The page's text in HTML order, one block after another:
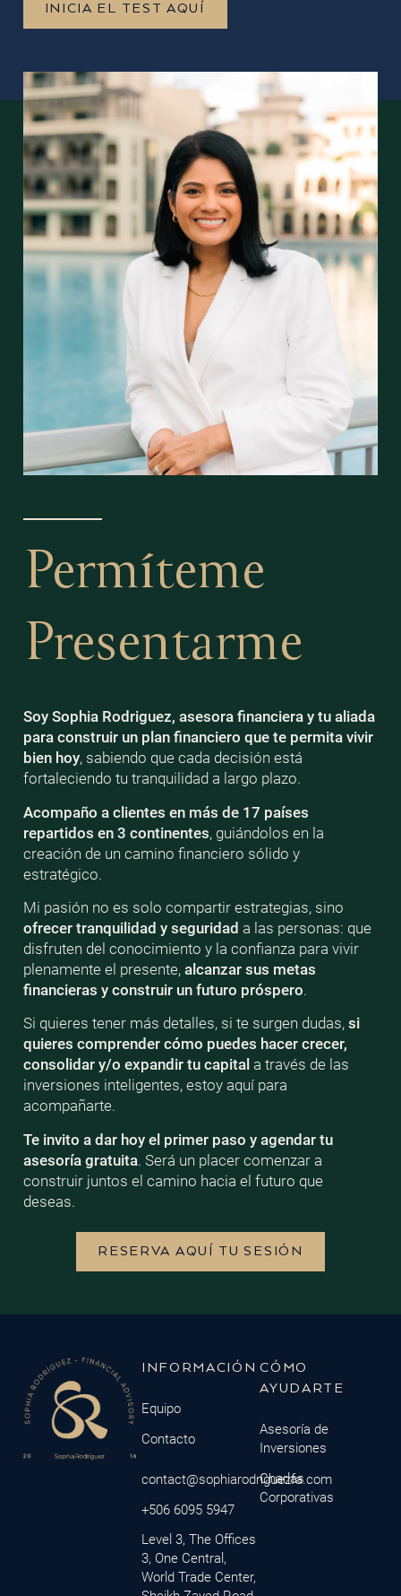
INICIA EL TEST AQUÍ
Permíteme
Presentarme
Soy Sophia Rodriguez, asesora financiera y tu aliada
para construir un plan financiero que te permita vivir
bien hoy, sabiendo que cada decisión está
fortaleciendo tu tranquilidad a largo plazo.
Acompaño a clientes en más de 17 países
repartidos en 3 continentes, guiándolos en la
creación de un camino financiero sólido y
estratégico.
Mi pasión no es solo compartir estrategias, sino
ofrecer tranquilidad y seguridad a las personas: que
disfruten del conocimiento y la confianza para vivir
plenamente el presente, alcanzar sus metas
financieras y construir un futuro próspero.
Si quieres tener más detalles, si te surgen dudas, si
quieres comprender cómo puedes hacer crecer,
consolidar y/o expandir tu capital a través de las
inversiones inteligentes, estoy aquí para
acompañarte.
Te invito a dar hoy el primer paso y agendar tu
asesoría gratuita. Será un placer comenzar a
construir juntos el camino hacia el futuro que
deseas.
RESERVA AQUÍ TU SESIÓN
INFORMACIÓN
Equipo
Contacto
contact@sophiarodriguezfa.com
+506 6095 5947
Level 3, The Offices
3, One Central,
World Trade Center,
CÓMO
AYUDARTE
Asesoría de
Inversiones
Charlas
Corporativas